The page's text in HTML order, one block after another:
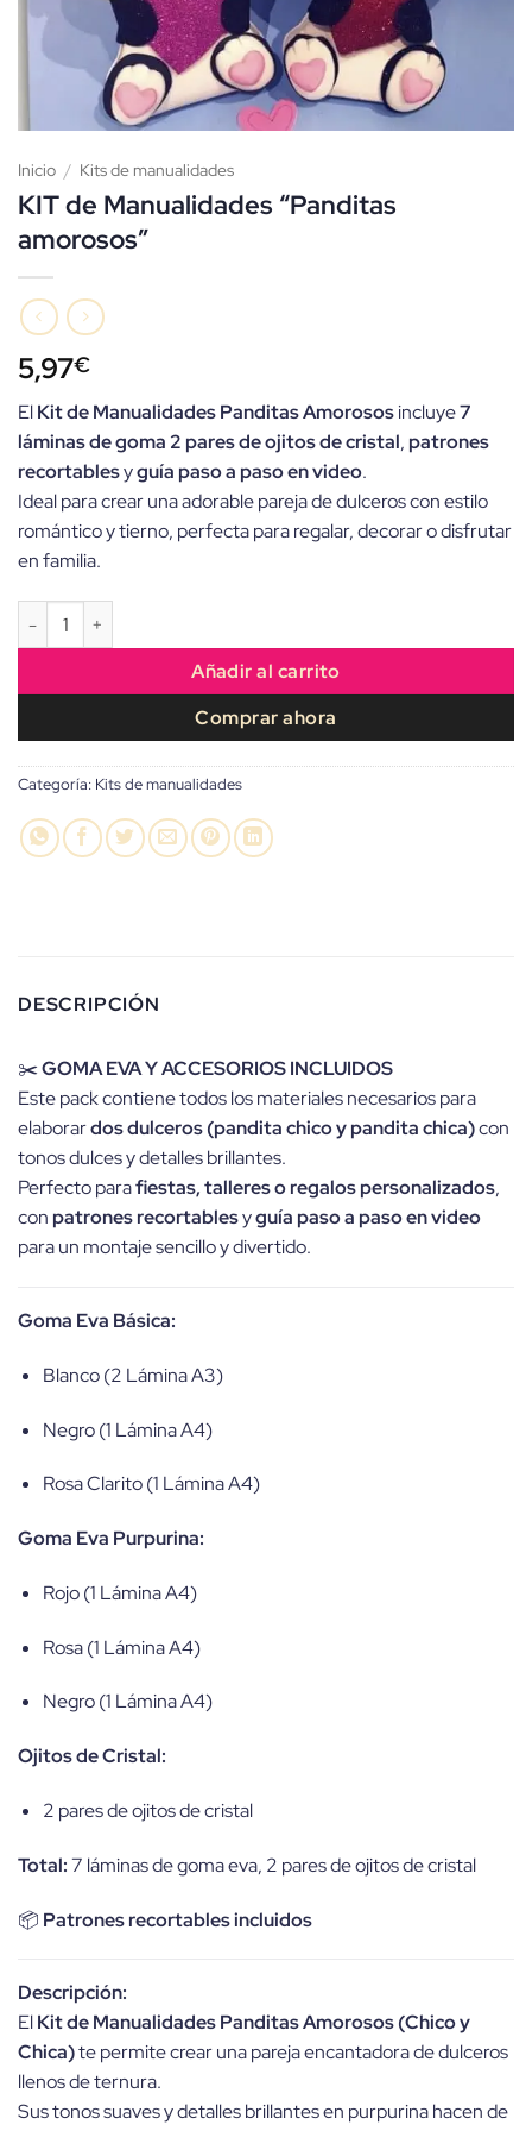
Inicio / Kits de manualidades
KIT de Manualidades “Panditas
amorosos”
5,97€
ElKit de Manualidades Panditas Amorososincluye7
láminas de goma 2 pares de ojitos de cristal, patrones
recortablesyguía paso a paso en video.
Ideal para crear una adorable pareja de dulceros con estilo
romántico y tierno, perfecta para regalar, decorar o disfrutar
en familia.
KIT de Manualidades “Panditas amorosos” cantidad
Añadir al carrito
Comprar ahora
Categoría: Kits de manualidades
DESCRIPCIÓN
✂️GOMA EVA Y ACCESORIOS INCLUIDOS
Este pack contiene todos los materiales necesarios para
elaborardos dulceros (pandita chico y pandita chica)con
tonos dulces y detalles brillantes.
Perfecto parafiestas, talleres o regalos personalizados,
con patrones recortablesyguía paso a paso en video
para un montaje sencillo y divertido.
Goma Eva Básica:
Blanco (2 Lámina A3)
Negro (1 Lámina A4)
Rosa Clarito (1 Lámina A4)
Goma Eva Purpurina:
Rojo (1 Lámina A4)
Rosa (1 Lámina A4)
Negro (1 Lámina A4)
Ojitos de Cristal:
2 pares de ojitos de cristal
Total:7 láminas de goma eva, 2 pares de ojitos de cristal
📦 Patrones recortables incluidos
Descripción:
ElKit de Manualidades Panditas Amorosos (Chico y
Chica)te permite crear una pareja encantadora de dulceros
llenos de ternura.
Sus tonos suaves y detalles brillantes en purpurina hacen de